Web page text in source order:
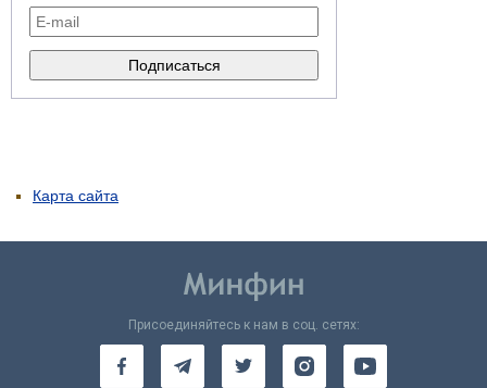
Карта сайта
Присоединяйтесь к нам в соц. сетях: